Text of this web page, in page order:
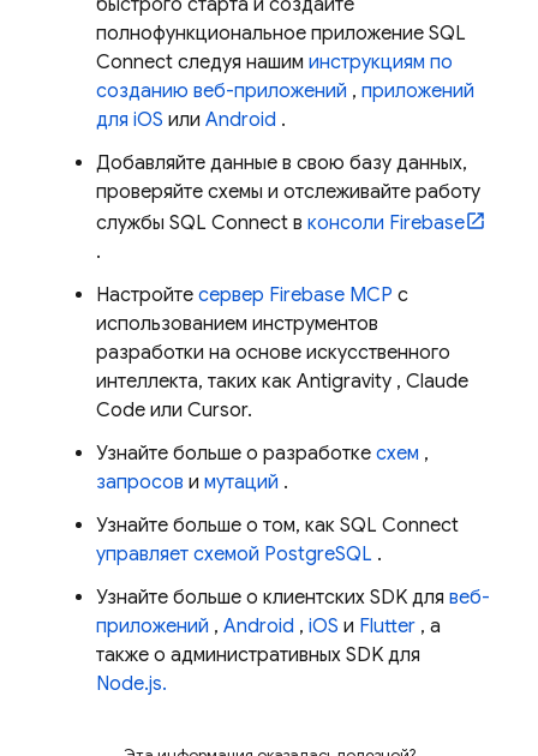
быстрого старта и создайте
полнофункциональное приложение SQL
Connect следуя нашим инструкциям по
созданию веб-приложений , приложений
для iOS или Android .
Добавляйте данные в свою базу данных,
проверяйте схемы и отслеживайте работу
службы SQL Connect в консоли Firebase
.
Настройте сервер Firebase MCP с
использованием инструментов
разработки на основе искусственного
интеллекта, таких как Antigravity , Claude
Code или Cursor.
Узнайте больше о разработке схем ,
запросов и мутаций .
Узнайте больше о том, как SQL Connect
управляет схемой PostgreSQL .
Узнайте больше о клиентских SDK для веб-
приложений , Android , iOS и Flutter , а
также о административных SDK для
Node.js.